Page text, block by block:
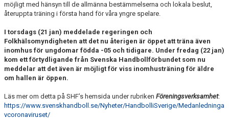
TABELLER
WEBSHOP
HANDBOLL PLAY
möjligt med hänsyn till de allmänna bestämmelserna och lokala beslut,
återuppta träning i första hand för våra yngre spelare.
I torsdags (21 jan) meddelade regeringen och
Folkhälsomyndigheten att det nu återigen är öppet att träna även
inomhus för ungdomar födda -05 och tidigare. Under fredag (22 jan)
kom ett förtydligande från Svenska Handbollförbundet som nu
meddelar att det även är möjligt för viss inomhusträning för äldre
om hallen är öppen.
Läs mer om detta på SHF’s hemsida under rubriken Föreningsverksamhet:
https://www.svenskhandboll.se/Nyheter/HandbolliSverige/Medanledninga
vcoronaviruset/